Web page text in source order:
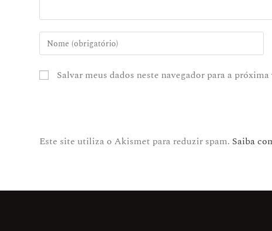
Salvar meus dados neste navegador para a
Este site utiliza o Akismet para reduzir spam. Saiba